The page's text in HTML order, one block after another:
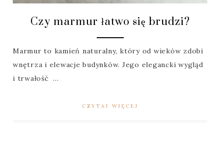
Czy marmur łatwo się brudzi?
Marmur to kamień naturalny, który od wieków zdobi
wnętrza i elewacje budynków. Jego elegancki wygląd
i trwałość ...
CZYTAJ WIĘCEJ